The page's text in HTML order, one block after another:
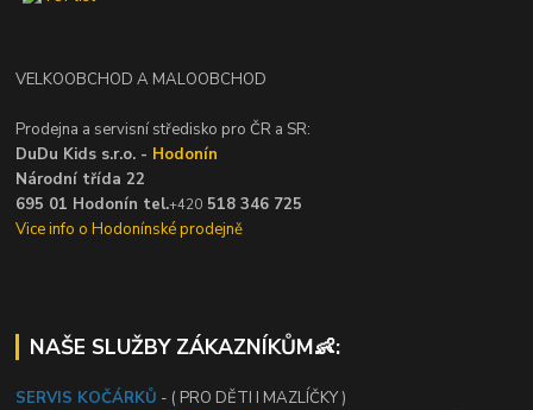
VELKOOBCHOD A MALOOBCHOD
Prodejna a servisní středisko pro ČR a SR:
DuDu Kids s.r.o. - Hodonín
Národní třída 22
695 01 Hodonín tel.+420 518 346 725
Vice info o Hodonínské prodejně
NAŠE SLUŽBY ZÁKAZNÍKŮM👶:
SERVIS KOČÁRKŮ - ( PRO DĚTI I MAZLÍČKY )